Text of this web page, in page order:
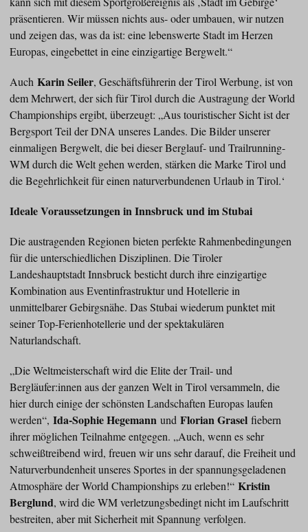
präsentieren. Wir müssen nichts aus- oder umbauen, wir nutzen
und zeigen das, was da ist: eine lebenswerte Stadt im Herzen
Europas, eingebettet in eine einzigartige Bergwelt.“
Auch Karin Seiler, Geschäftsführerin der Tirol Werbung, ist von
dem Mehrwert, der sich für Tirol durch die Austragung der World
Championships ergibt, überzeugt: „Aus touristischer Sicht ist der
Bergsport Teil der DNA unseres Landes. Die Bilder unserer
einmaligen Bergwelt, die bei dieser Berglauf- und Trailrunning-
WM durch die Welt gehen werden, stärken die Marke Tirol und
die Begehrlichkeit für einen naturverbundenen Urlaub in Tirol.‘
Ideale Voraussetzungen in Innsbruck und im Stubai
Die austragenden Regionen bieten perfekte Rahmenbedingungen
für die unterschiedlichen Disziplinen. Die Tiroler
Landeshauptstadt Innsbruck besticht durch ihre einzigartige
Kombination aus Eventinfrastruktur und Hotellerie in
unmittelbarer Gebirgsnähe. Das Stubai wiederum punktet mit
seiner Top-Ferienhotellerie und der spektakulären
Naturlandschaft.
„Die Weltmeisterschaft wird die Elite der Trail- und
Bergläufer:innen aus der ganzen Welt in Tirol versammeln, die
hier durch einige der schönsten Landschaften Europas laufen
werden“, Ida-Sophie Hegemann und Florian Grasel fiebern
ihrer möglichen Teilnahme entgegen. „Auch, wenn es sehr
schweißtreibend wird, freuen wir uns sehr darauf, die Freiheit und
Naturverbundenheit unseres Sportes in der spannungsgeladenen
Atmosphäre der World Championships zu erleben!“ Kristin
Berglund, wird die WM verletzungsbedingt nicht im Laufschritt
bestreiten, aber mit Sicherheit mit Spannung verfolgen.